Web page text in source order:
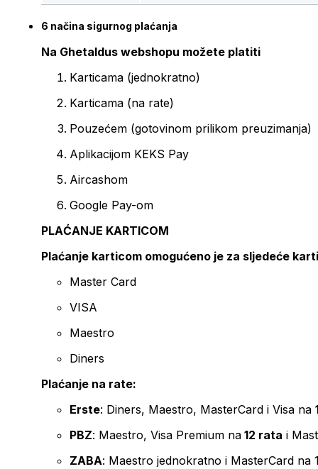
6 načina sigurnog plaćanja
Na Ghetaldus webshopu možete platiti
Karticama (jednokratno)
Karticama (na rate)
Pouzećem (gotovinom prilikom preuzimanja)
Aplikacijom KEKS Pay
Aircashom
Google Pay-om
PLAĆANJE KARTICOM
Plaćanje karticom omogućeno je za sljedeće
Master Card
VISA
Maestro
Diners
Plaćanje na rate:
Erste: Diners, Maestro, MasterCard i Visa na
PBZ: Maestro, Visa Premium na 12 rata i
ZABA: Maestro jednokratno i MasterCard na